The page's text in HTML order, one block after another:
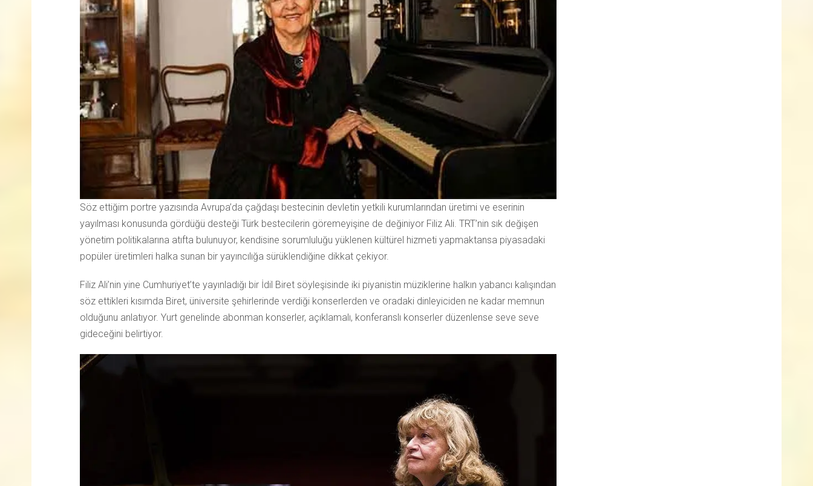
Söz ettiğim portre yazısında Avrupa’da çağdaşı bestecinin devletin yetkili kurumlarından üretimi ve eserinin
yayılması konusunda gördüğü desteği Türk bestecilerin göremeyişine de değiniyor Filiz Ali. TRT’nin sık değişen
yönetim politikalarına atıfta bulunuyor, kendisine sorumluluğu yüklenen kültürel hizmeti yapmaktansa piyasadaki
popüler üretimleri halka sunan bir yayıncılığa sürüklendiğine dikkat çekiyor.
Filiz Ali’nin yine Cumhuriyet’te yayınladığı bir İdil Biret söyleşisinde iki piyanistin müziklerine halkın yabancı kalışından
söz ettikleri kısımda Biret, üniversite şehirlerinde verdiği konserlerden ve oradaki dinleyiciden ne kadar memnun
olduğunu anlatıyor. Yurt genelinde abonman konserler, açıklamalı, konferanslı konserler düzenlense seve seve
gideceğini belirtiyor.